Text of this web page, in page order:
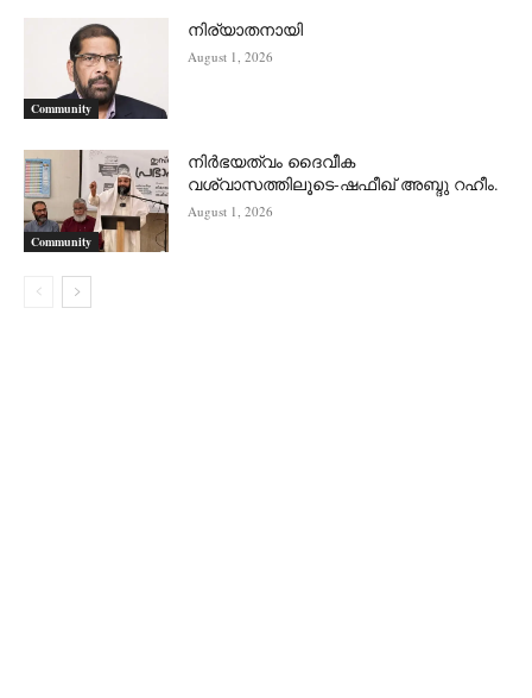
Community
നിര്യാതനായി
August 1, 2026
Community
നിർഭയത്വം ദൈവീക
വശ്വാസത്തിലൂടെ-ഷഫീഖ് അബ്ദു റഹീം.
August 1, 2026